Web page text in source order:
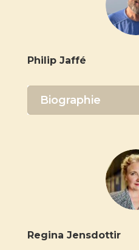
Philip Jaffé
Biographie
Regina Jensdottir